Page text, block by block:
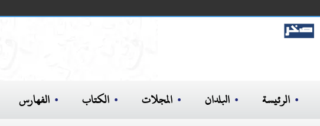
الرئيسة البلدان المجلات الكتاب الفهارس